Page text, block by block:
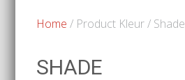
Home / Product Kleur / Shade
SHADE